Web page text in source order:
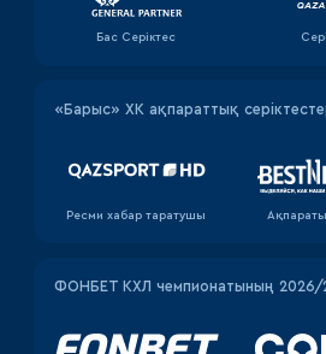
Бас Серіктес
«Барыс» ХК ақпараттық
Ресми хабар таратушы
ФОНБЕТ КХЛ чемпионатының 2026/